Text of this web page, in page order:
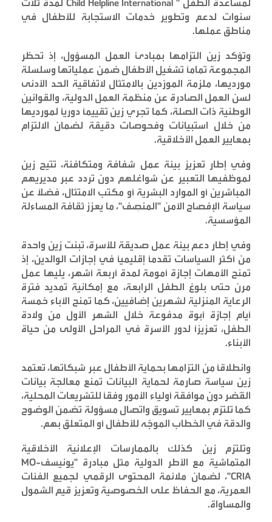
لمساعدة الطفل " Child Helpline International
لمدة ثلاث
سنوات لدعم وتطوير خدمات الاستجابة للأطفال في
مناطق عملها.
وتؤكد زين التزامها بمبادئ العمل المسؤول، إذ تحظر
المجموعة تماماً تشغيل الأطفال ضمن عملياتها وسلسلة
مورديها، ملزمة المورّدين بالامتثال لاتفاقية الحد الأدنى
لسن العمل الصادرة عن منظمة العمل الدولية، والقوانين
الوطنية ذات الصلة، كما تجري زين تقييماً دورياً لمورديها
من خلال استبيانات وفحوصات دقيقة لضمان الالتزام
بمعايير العمل الأخلاقية.
وفي إطار تعزيز بيئة عمل شفافة ومتكافئة، تتيح زين
لموظفيها التعبير عن شواغلهم دون تردد عبر مديريهم
المباشرين أو الموارد البشرية أو مكتب الامتثال، فضلاً عن
سياسة الإفصاح الآمن "المنصِف"، ما يعزز ثقافة المساءلة
المؤسسية.
وفي إطار دعم بيئة عمل صديقة للأسرة، تبنت زين واحدة
من أكثر السياسات تقدماً إقليمياً في إجازات الوالدين، إذ
تمنح الأمهات إجازة أمومة لمدة أربعة أشهر، يليها عمل
مرن حتى بلوغ الطفل الرابعة، مع إمكانية تمديد فترة
الرعاية المنزلية لشهرين إضافيين، كما تمنح الآباء خمسة
أيام إجازة أبوة مدفوعة خلال الشهر الأول من ولادة
الطفل، تعزيزاً لدور الأسرة في المراحل الأولى من حياة
الأبناء.
وانطلاقاً من التزامها بحماية الأطفال عبر شبكاتها، تعتمد
زين سياسة صارمة لحماية البيانات تمنع معالجة بيانات
القُصّر دون موافقة أولياء الأمور وفقاً للتشريعات المحلية،
كما تلتزم بمعايير تسويق واتصال مسؤولة تضمن الوضوح
والدقة في الخطاب الموجّه للأطفال أو المتعلق بهم.
وتلتزم زين كذلك بالممارسات الإعلانية الأخلاقية
المتماشية مع الأطر الدولية مثل مبادرة "يونيسفMO-
CRIA" ، لضمان ملائمة المحتوى الرقمي لجميع الفئات
العمرية، مع الحفاظ على الخصوصية وتعزيز قيم الشمول
والمساواة.